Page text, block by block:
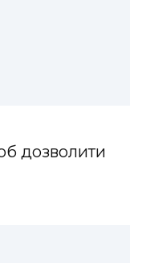
дозволити